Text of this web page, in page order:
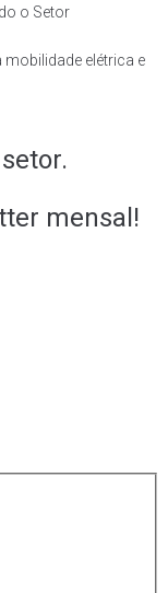
o Setor
mobilidade elétrica e
mensal!